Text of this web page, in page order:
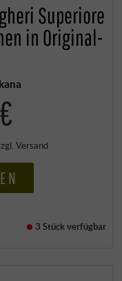
Superiore
in Original-
Versand
3 Stückverfügbar